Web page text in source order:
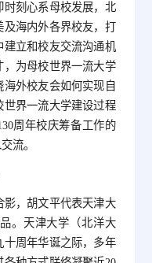
刻心系母校发展，北
海内外各界校友，打
立和校友交流沟通机
为母校世界一流大学
外校友会如何实现自
世界一流大学建设过程
周年校庆筹备工作的
流。
，胡文平代表天津大
。天津大学（北洋大
周年华诞之际，多年